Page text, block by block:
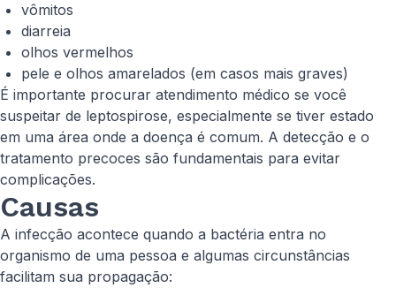
vômitos
diarreia
olhos vermelhos
pele e olhos amarelados (em casos mais graves)
É importante procurar atendimento médico se você
suspeitar de leptospirose, especialmente se tiver estado
em uma área onde a doença é comum. A detecção e o
tratamento precoces são fundamentais para evitar
complicações.
Causas
A infecção acontece quando a bactéria entra no
organismo de uma pessoa e algumas circunstâncias
facilitam sua propagação: